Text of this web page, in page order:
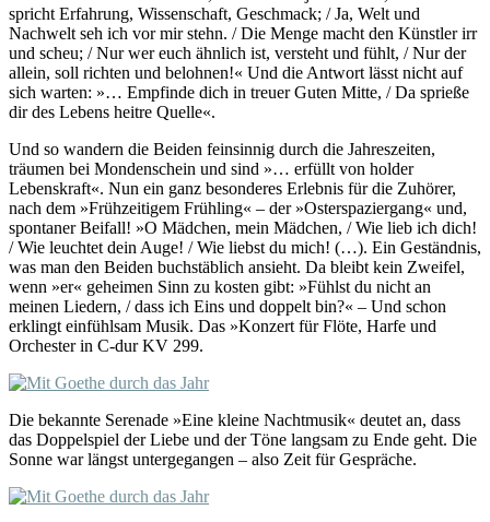
spricht Erfahrung, Wissenschaft, Geschmack; / Ja, Welt und
Nachwelt seh ich vor mir stehn. / Die Menge macht den Künstler irr
und scheu; / Nur wer euch ähnlich ist, versteht und fühlt, / Nur der
allein, soll richten und belohnen!« Und die Antwort lässt nicht auf
sich warten: »… Empfinde dich in treuer Guten Mitte, / Da sprieße
dir des Lebens heitre Quelle«.
Und so wandern die Beiden feinsinnig durch die Jahreszeiten,
träumen bei Mondenschein und sind »… erfüllt von holder
Lebenskraft«. Nun ein ganz besonderes Erlebnis für die Zuhörer,
nach dem »Frühzeitigem Frühling« – der »Osterspaziergang« und,
spontaner Beifall! »O Mädchen, mein Mädchen, / Wie lieb ich dich!
/ Wie leuchtet dein Auge! / Wie liebst du mich! (…). Ein Geständnis,
was man den Beiden buchstäblich ansieht. Da bleibt kein Zweifel,
wenn »er« geheimen Sinn zu kosten gibt: »Fühlst du nicht an
meinen Liedern, / dass ich Eins und doppelt bin?« – Und schon
erklingt einfühlsam Musik. Das »Konzert für Flöte, Harfe und
Orchester in C-dur KV 299.
Die bekannte Serenade »Eine kleine Nachtmusik« deutet an, dass
das Doppelspiel der Liebe und der Töne langsam zu Ende geht. Die
Sonne war längst untergegangen – also Zeit für Gespräche.